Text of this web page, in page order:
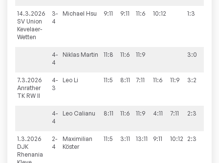
14.3.2026
SV Union
Kevelaer-
Wetten
3-
4
Michael Hsu 9:11 9:11 11:6 10:12 1:3
4-
4
Niklas Martin 11:8 11:6 11:9 3:0
7.3.2026
Anrather
TK RW II
4-
3
Leo Li 11:5 8:11 7:11 11:6 11:9 3:2
4-
4
Leo Calianu 8:11 11:6 11:9 4:11 7:11 2:3
1.3.2026
DJK
Rhenania
2-
4
Maximilian
Köster
11:5 3:11 13:11 9:11 10:12 2:3